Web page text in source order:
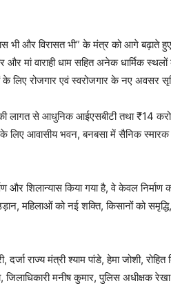
भी और विरासत भी” के मंत्र को आगे बढ़ाते
और मां वाराही धाम सहित अनेक धार्मिक
के लिए रोजगार एवं स्वरोजगार के नए अवसर
लागत से आधुनिक आईएसबीटी तथा ₹14
के लिए आवासीय भवन, बनबसा में सैनिक
शिलान्यास किया गया है, वे केवल निर्माण
महिलाओं को नई शक्ति, किसानों को समृद्धि,
राज्य मंत्री श्याम पांडे, हेमा जोशी, रोहित
जिलाधिकारी मनीष कुमार, पुलिस अधीक्षक